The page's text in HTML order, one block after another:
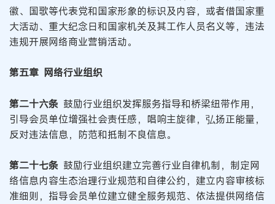
徽、国歌等代表党和国家形象的标识及内容，或者借国家重
大活动、重大纪念日和国家机关及其工作人员名义等，违法
违规开展网络商业营销活动。
第五章 网络行业组织
第二十六条 鼓励行业组织发挥服务指导和桥梁纽带作用，
引导会员单位增强社会责任感，唱响主旋律，弘扬正能量，
反对违法信息，防范和抵制不良信息。
第二十七条 鼓励行业组织建立完善行业自律机制，制定网
络信息内容生态治理行业规范和自律公约，建立内容审核标
准细则，指导会员单位建立健全服务规范、依法提供网络信